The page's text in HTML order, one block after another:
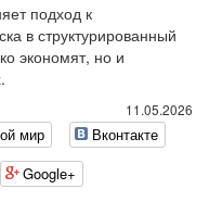
подход к
в структурированный
экономят, но и
11.05.2026
мир
Вконтакте
Google+